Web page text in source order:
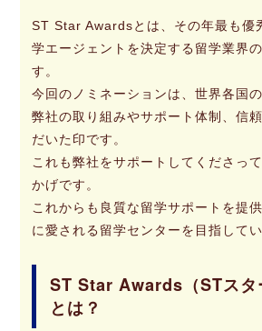
ST Star Awardsとは、その年最も優
学エージェントを決定する留学業界
す。
今回のノミネーションは、世界各国
弊社の取り組みやサポート体制、信
だいた印です。
これも弊社をサポートしてくださっ
かげです。
これからも良質な留学サポートを提
に愛される留学センターを目指してい
ST Star Awards（STスタ
とは？